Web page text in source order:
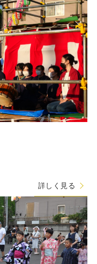
詳しく見る